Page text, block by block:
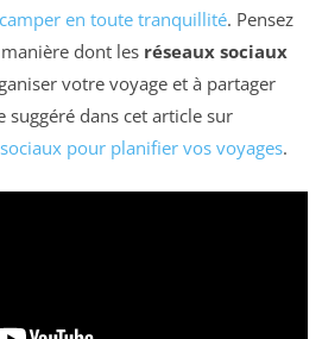
en toute tranquillité. Pensez
dont les réseaux sociaux
votre voyage et à partager
suggéré dans cet article sur
pour planifier vos voyages.